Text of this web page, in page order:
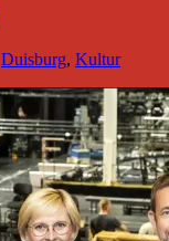
Duisburg, Kultur